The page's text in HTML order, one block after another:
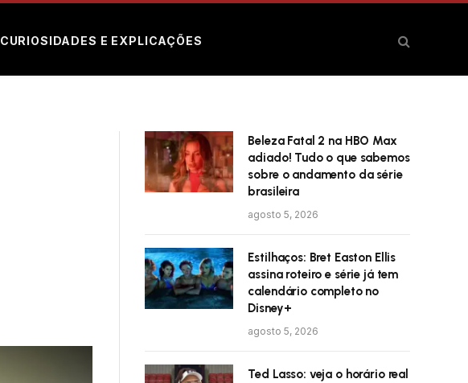
CURIOSIDADES E EXPLICAÇÕES
Beleza Fatal 2 na HBO Max
adiado! Tudo o que sabemos
sobre o andamento da série
brasileira
agosto 5, 2026
Estilhaços: Bret Easton Ellis
assina roteiro e série já tem
calendário completo no
Disney+
agosto 5, 2026
Ted Lasso: veja o horário real